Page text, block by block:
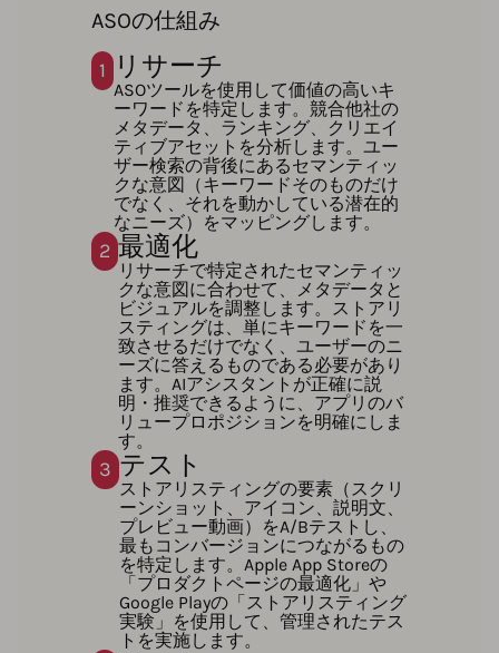
ASOの仕組み
1 リサーチ
ASOツールを使用して価値の高いキ
ーワードを特定します。競合他社の
メタデータ、ランキング、クリエイ
ティブアセットを分析します。ユー
ザー検索の背後にあるセマンティッ
クな意図（キーワードそのものだけ
でなく、それを動かしている潜在的
なニーズ）をマッピングします。
2 最適化
リサーチで特定されたセマンティッ
クな意図に合わせて、メタデータと
ビジュアルを調整します。ストアリ
スティングは、単にキーワードを一
致させるだけでなく、ユーザーのニ
ーズに答えるものである必要があり
ます。AIアシスタントが正確に説
明・推奨できるように、アプリのバ
リュープロポジションを明確にしま
す。
3 テスト
ストアリスティングの要素（スクリ
ーンショット、アイコン、説明文、
プレビュー動画）をA/Bテストし、
最もコンバージョンにつながるもの
を特定します。Apple App Storeの
「プロダクトページの最適化」や
Google Playの「ストアリスティング
実験」を使用して、管理されたテス
トを実施します。